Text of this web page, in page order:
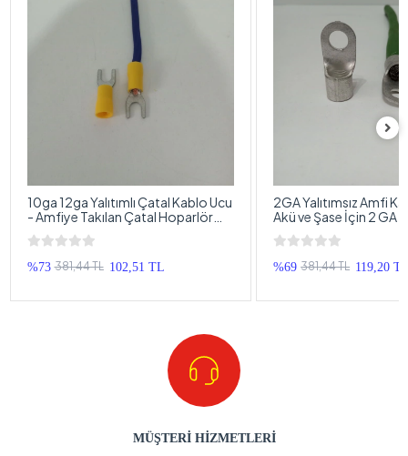
10ga 12ga Yalıtımlı Çatal Kablo Ucu
- Amfiye Takılan Çatal Hoparlör
Terminali - 4 Adet
%73 381,44 TL 102,51 TL
2GA Yalıtımsız Amfi
Akü ve Şase İçin 2 GA
Kablosu Ucu 35mm -
%69 381,44 TL 119,20
MÜŞTERİ HİZMETLERİ